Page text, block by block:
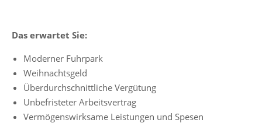
Das erwartet Sie:
Moderner Fuhrpark
Weihnachtsgeld
Überdurchschnittliche Vergütung
Unbefristeter Arbeitsvertrag
Vermögenswirksame Leistungen und Spesen